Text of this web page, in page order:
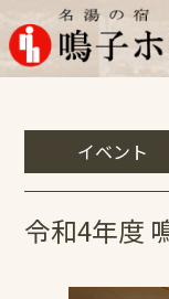
イベント
令和4年度